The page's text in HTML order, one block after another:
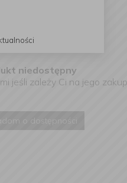
niedostępny
jeśli zależy Ci na jego
o dostępności